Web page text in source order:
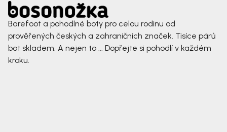
Barefoot a pohodlné boty pro celou rodinu od
prověřených českých a zahraničních značek. Tisíce párů
bot skladem. A nejen to ... Dopřejte si pohodlí v každém
kroku.